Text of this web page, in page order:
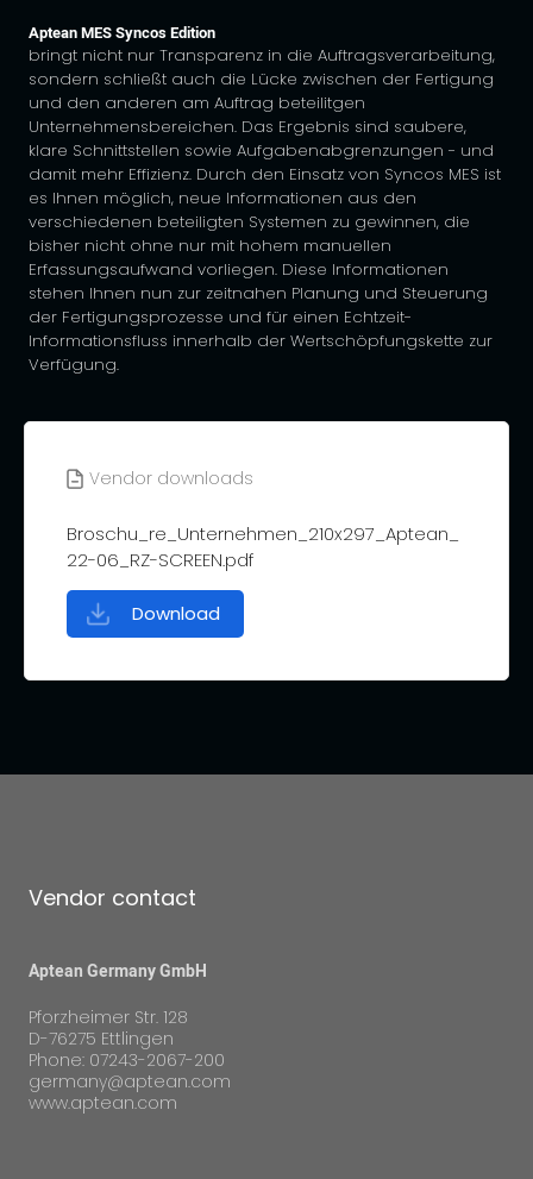
Aptean MES Syncos Edition
bringt nicht nur Transparenz in die Auftragsverarbeitung,
sondern schließt auch die Lücke zwischen der Fertigung
und den anderen am Auftrag beteilitgen
Unternehmensbereichen. Das Ergebnis sind saubere,
klare Schnittstellen sowie Aufgabenabgrenzungen - und
damit mehr Effizienz. Durch den Einsatz von Syncos MES ist
es Ihnen möglich, neue Informationen aus den
verschiedenen beteiligten Systemen zu gewinnen, die
bisher nicht ohne nur mit hohem manuellen
Erfassungsaufwand vorliegen. Diese Informationen
stehen Ihnen nun zur zeitnahen Planung und Steuerung
der Fertigungsprozesse und für einen Echtzeit-
Informationsfluss innerhalb der Wertschöpfungskette zur
Verfügung.
Vendor downloads
Broschu_re_Unternehmen_210x297_Aptean_
22-06_RZ-SCREEN.pdf
Download
Vendor contact
Aptean Germany GmbH
Pforzheimer Str. 128
D-76275 Ettlingen
Phone: 07243-2067-200
germany@aptean.com
www.aptean.com